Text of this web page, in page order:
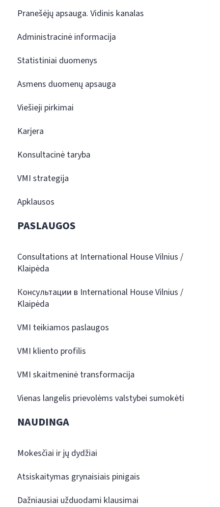
Pranešėjų apsauga. Vidinis kanalas
Administracinė informacija
Statistiniai duomenys
Asmens duomenų apsauga
Viešieji pirkimai
Karjera
Konsultacinė taryba
VMI strategija
Apklausos
PASLAUGOS
Consultations at International House Vilnius /
Klaipėda
Консультации в International House Vilnius /
Klaipėda
VMI teikiamos paslaugos
VMI kliento profilis
VMI skaitmeninė transformacija
Vienas langelis prievolėms valstybei sumokėti
NAUDINGA
Mokesčiai ir jų dydžiai
Atsiskaitymas grynaisiais pinigais
Dažniausiai užduodami klausimai